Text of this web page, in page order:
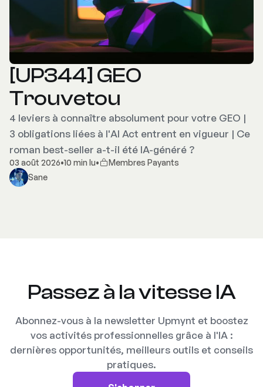
[UP344] GEO
Trouvetou
4 leviers à connaître absolument pour votre GEO |
3 obligations liées à l'AI Act entrent en vigueur | Ce
roman best-seller a-t-il été IA-généré ?
03 août 2026•10 min lu•
Membres Payants
Sane
Passez à la vitesse IA
Abonnez-vous à la newsletter Upmynt et boostez
vos activités professionnelles grâce à l'IA :
dernières opportunités, meilleurs outils et conseils
pratiques.